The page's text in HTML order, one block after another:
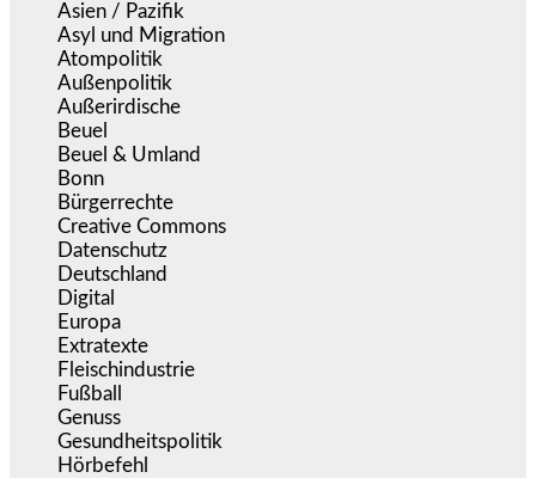
Asien / Pazifik
Asyl und Migration
Atompolitik
Außenpolitik
Außerirdische
Beuel
Beuel & Umland
Bonn
Bürgerrechte
Creative Commons
Datenschutz
Deutschland
Digital
Europa
Extratexte
Fleischindustrie
Fußball
Genuss
Gesundheitspolitik
Hörbefehl